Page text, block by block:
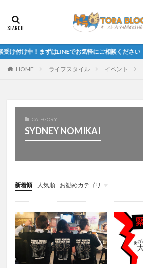
け中！まずはLINEでお気軽にご相談ください
HOME ライフスタイル イベント
CATEGORY
SYDNEY NOMIKAI
新着順 人気順 お勧めカテゴリ
未分類